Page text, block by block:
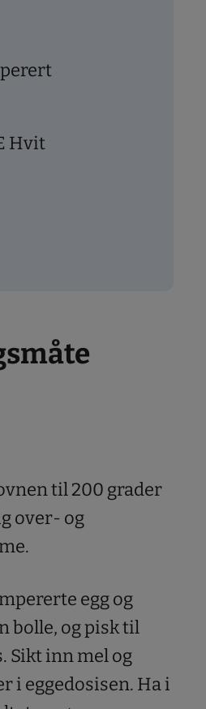
Hvit
til 200 grader
over- og
egg og
bolle, og pisk til
Sikt inn mel og
i eggedosisen. Ha i